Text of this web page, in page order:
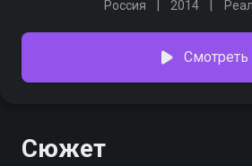
Россия
2014
Смотреть
Сюжет